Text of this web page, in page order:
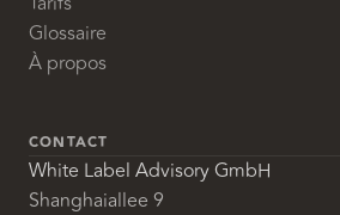
Glossaire
À propos
CONTACT
White Label Advisory GmbH
Shanghaiallee 9